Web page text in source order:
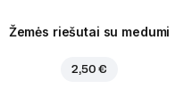
Žemės riešutai su medumi
2,50 €